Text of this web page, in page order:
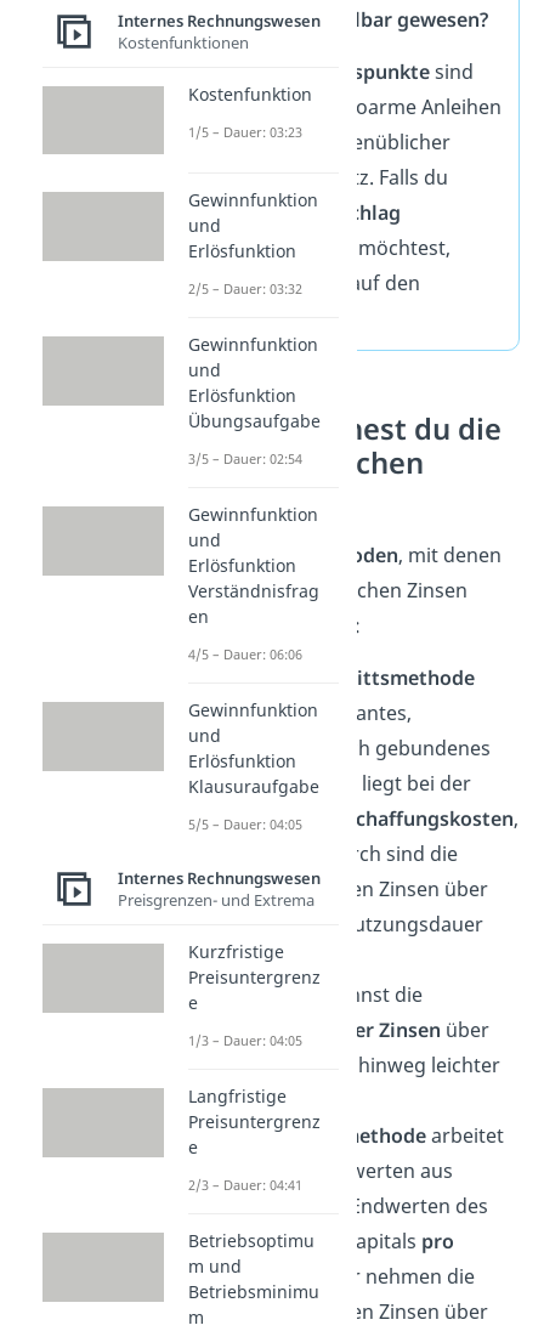
realistisch erzielbar gewesen?
Anhaltspunktesind
der Zins für risikoarme Anleihen
oder ein branchenüblicher
Kapitalkostensatz. Falls du
einenRisikozuschlag
berücksichtigen möchtest,
addierst du ihn auf den
Wie berechnest du die
kalkulatorischen
Es gibt zwei Methoden, mit denen
du die kalkulatorischen Zinsen
berechnen kannst:
Durchschnittsmethode
setzt ein konstantes,
durchschnittlich gebundenes
Kapital an. Das liegt bei der
Hälfte der Anschaffungskosten,
. Dadurch sind die
kalkulatorischen Zinsen über
die gesamte Nutzungsdauer
konstant.
Vorteil:
Du kannst die
Entwicklung der Zinsen über
mehrere Jahre hinweg leichter
vergleichen.
DieRestwertmethodearbeitet
mit den Mittelwerten aus
Anfangs- und Endwerten des
gebundenen Kapitals pro
Periode
. Daher nehmen die
kalkulatorischen Zinsen über
Internes Rechnungswesen
Kostenfunktionen
Kostenfunktion
1/5 – Dauer: 03:23
Gewinnfunktion
und
Erlösfunktion
2/5 – Dauer: 03:32
Gewinnfunktion
und
Erlösfunktion
Übungsaufgabe
3/5 – Dauer: 02:54
Gewinnfunktion
und
Erlösfunktion
Verständnisfrag
en
4/5 – Dauer: 06:06
Gewinnfunktion
und
Erlösfunktion
Klausuraufgabe
5/5 – Dauer: 04:05
Internes Rechnungswesen
Preisgrenzen- und Extrema
Kurzfristige
Preisuntergrenz
e
1/3 – Dauer: 04:05
Langfristige
Preisuntergrenz
e
2/3 – Dauer: 04:41
Betriebsoptimu
m und
Betriebsminimu
m